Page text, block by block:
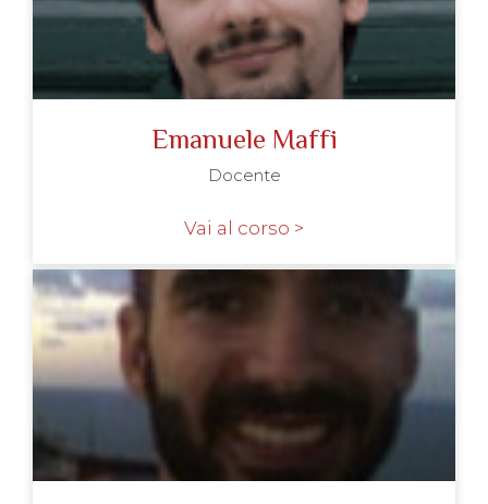
Emanuele Maffi
Docente
Vai al corso >